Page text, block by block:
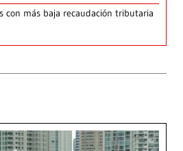
con más baja recaudación tributaria